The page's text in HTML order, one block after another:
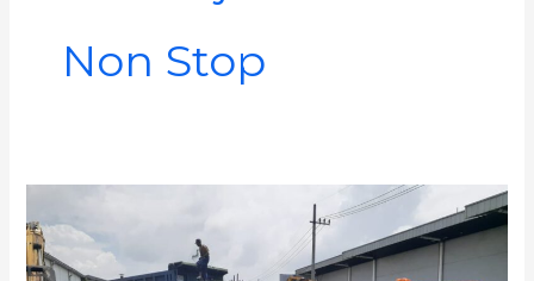
Non Stop
Mobil
Sidoarjo